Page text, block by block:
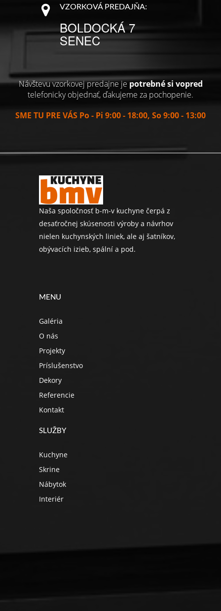
VZORKOVÁ PREDAJŇA:
BOLDOCKÁ 7
SENEC
Návštevu vzorkovej predajne jepotrebné si vopred
telefonicky objednať, ďakujeme za pochopenie.
SME TU PRE VÁS Po - Pi 9:00 - 18:00, So 9:00 - 13:00
Naša spoločnosť b-m-v kuchyne čerpá z
desaťročnej skúsenosti výroby a návrhov
nielen kuchynských liniek, ale aj šatníkov,
obývacích izieb, spální a pod.
MENU
Galéria
O nás
Projekty
Príslušenstvo
Dekory
Referencie
Kontakt
SLUŽBY
Kuchyne
Skrine
Nábytok
Interiér